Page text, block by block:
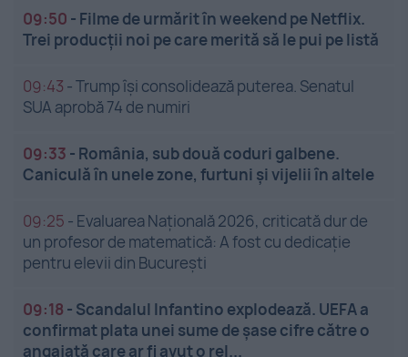
09:50 - Filme de urmărit în weekend pe Netflix.
Trei producții noi pe care merită să le pui pe listă
09:43 -Trump își consolidează puterea. Senatul
SUA aprobă 74 de numiri
09:33 - România, sub două coduri galbene.
Caniculă în unele zone, furtuni și vijelii în altele
09:25 - Evaluarea Națională 2026, criticată dur de
un profesor de matematică: A fost cu dedicație
pentru elevii din București
09:18 - Scandalul Infantino explodează. UEFA a
confirmat plata unei sume de șase cifre către o
angajată care ar fi avut o rel...